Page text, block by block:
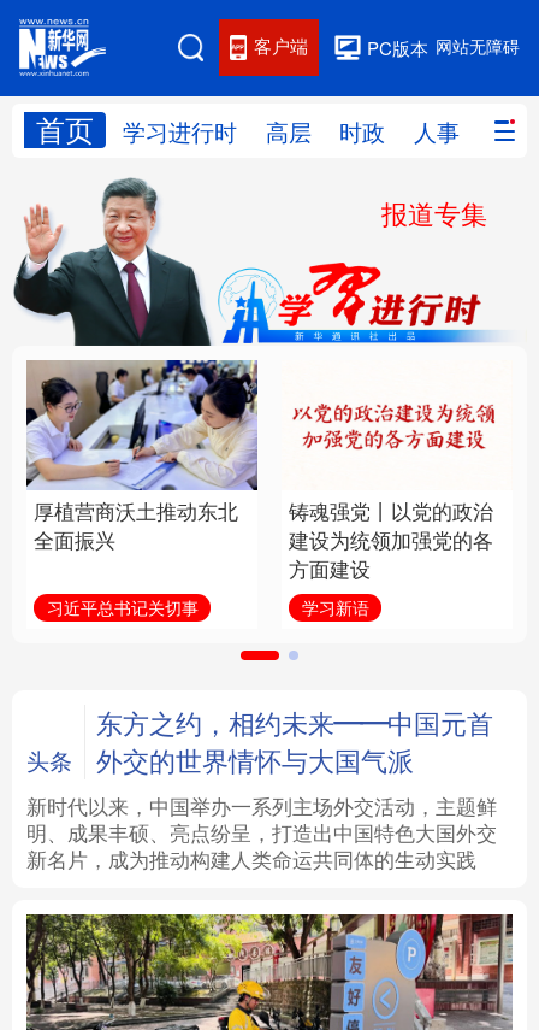
网站无障碍
PC版本
客户端
首页 学习进行时 高层 时政 人事 国际
网站地图
学习进行时 人事
国际 财经 网评
思客智库 全球连线 教育
科技 科创 量子 体育
文化 书画
访谈 视频 图片 政务
学术中国 乡村振兴 银龄 溯源中国
城市 旅游 能源
彩票 娱乐 时尚 悦读
文化产业
报道专集
厚植营商沃土推动东北
全面振兴
习近平总书记关切事
铸魂强党丨以党的政治
建设为统领加强党的各
方面建设
学习新语
头条
东方之约，相约未来——中国元首
外交的世界情怀与大国气派
新时代以来，中国举办一系列主场外交活动，主题鲜
明、成果丰硕、亮点纷呈，打造出中国特色大国外交
新名片，成为推动构建人类命运共同体的生动实践